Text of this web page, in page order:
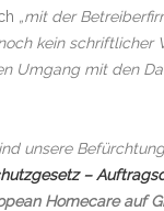
„mit der
kein schriftlicher
Umgang mit den
unsere
–
Homecare auf